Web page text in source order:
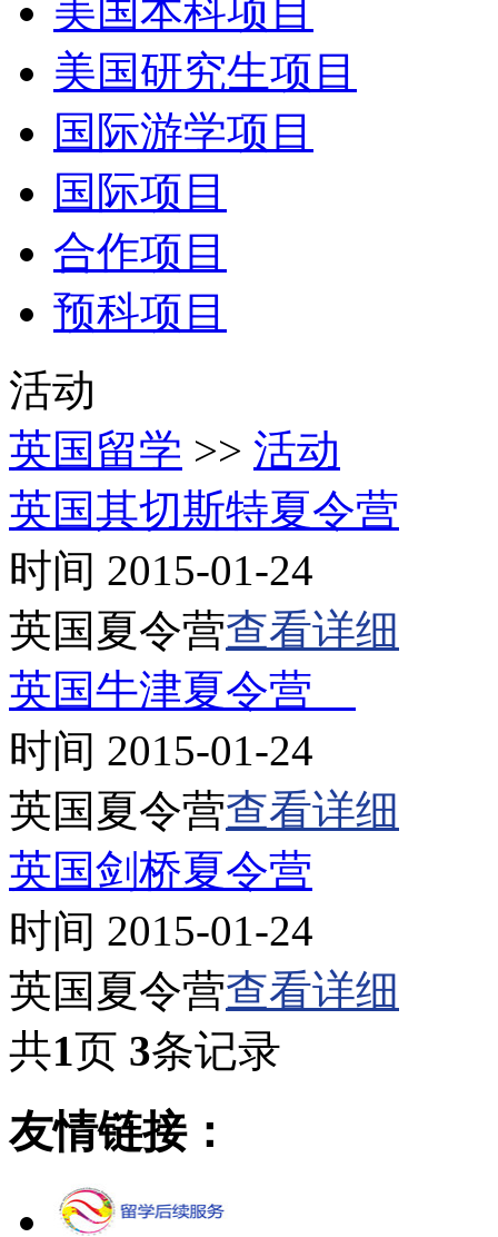
美国本科项目
美国研究生项目
国际游学项目
国际项目
合作项目
预科项目
活动
英国留学 >> 活动
英国其切斯特夏令营
时间 2015-01-24
英国夏令营查看详细
英国牛津夏令营
时间 2015-01-24
英国夏令营查看详细
英国剑桥夏令营
时间 2015-01-24
英国夏令营查看详细
共1页 3条记录
友情链接：